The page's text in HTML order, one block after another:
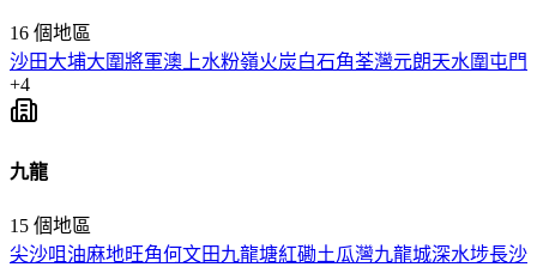
16 個地區
沙田大埔大圍將軍澳上水粉嶺火炭白石角荃灣元朗天水圍 屯門
+4
九龍
15 個地區
尖沙咀 油麻地旺角何文田九龍塘紅磡土瓜灣九龍城深水埗長沙